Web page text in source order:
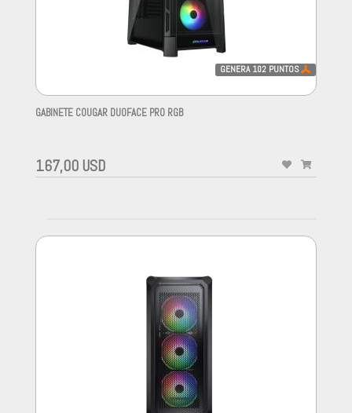
GENERA 102 PUNTOS
GABINETE COUGAR DUOFACE PRO RGB
167,00 USD